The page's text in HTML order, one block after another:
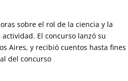
sobre el rol de la ciencia y la
El concurso lanzó su
Aires, y recibió cuentos hasta fines
del concurso